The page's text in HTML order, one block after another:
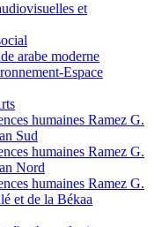
et
arabe moderne
Espace
humaines Ramez G.
Sud
humaines Ramez G.
Nord
humaines Ramez G.
et de la Békaa